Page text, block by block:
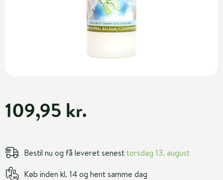
109,95 kr.
Bestil nu og få leveret senesttorsdag 13. august
Køb inden kl. 14 og hent samme dag